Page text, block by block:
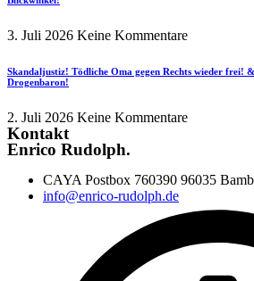
3. Juli 2026 Keine Kommentare
Skandaljustiz! Tödliche Oma gegen Rechts wieder frei!
Drogenbaron!
2. Juli 2026 Keine Kommentare
Kontakt
Enrico Rudolph.
CAYA Postbox 760390 96035
info@enrico-rudolph.de